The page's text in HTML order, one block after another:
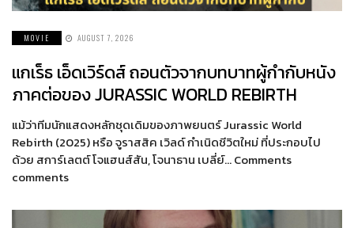
MOVIE AUGUST 7, 2026
แกเร็ธ เอ็ดเวิร์ดส์ ถอนตัวจากบทบาทผู้กำกับหนัง
ภาคต่อของ JURASSIC WORLD REBIRTH
แม้ว่าทีมนักแสดงหลักชุดเดิมของภาพยนตร์ Jurassic World
Rebirth (2025) หรือ จูราสสิค เวิลด์ กำเนิดชีวิตใหม่ ที่ประกอบไป
ด้วย สการ์เลตต์ โจแฮนส์สัน, โจนาธาน เบลี่ย์… Comments
comments